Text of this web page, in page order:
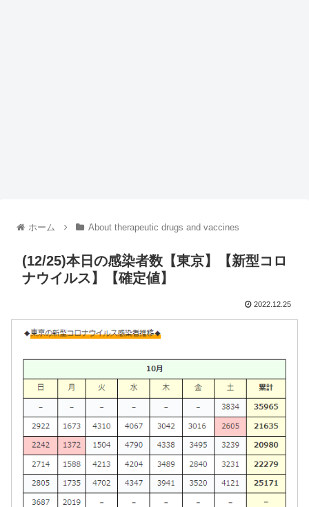
ホーム About therapeutic drugs and vaccines
(12/25)本日の感染者数【東京】【新型コロ
ナウイルス】【確定値】
2022.12.25